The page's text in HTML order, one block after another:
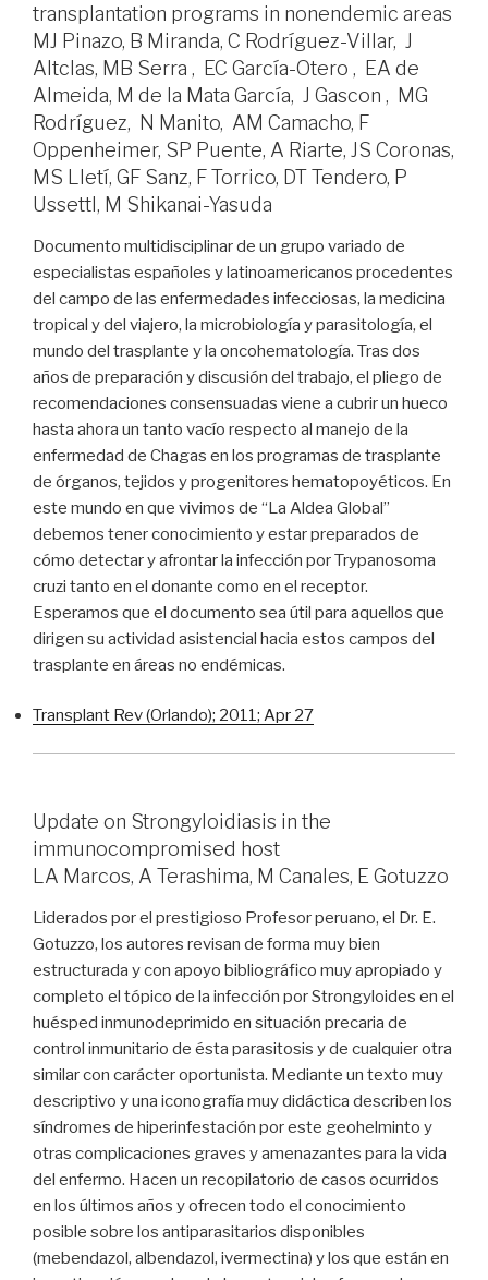
transplantation programs in nonendemic areas
MJ Pinazo, B Miranda, C Rodríguez-Villar, J
Altclas, MB Serra , EC García-Otero , EA de
Almeida, M de la Mata García, J Gascon , MG
Rodríguez, N Manito, AM Camacho, F
Oppenheimer, SP Puente, A Riarte, JS Coronas,
MS Lletí, GF Sanz, F Torrico, DT Tendero, P
UssettI, M Shikanai-Yasuda
Documento multidisciplinar de un grupo variado de
especialistas españoles y latinoamericanos procedentes
del campo de las enfermedades infecciosas, la medicina
tropical y del viajero, la microbiología y parasitología, el
mundo del trasplante y la oncohematología. Tras dos
años de preparación y discusión del trabajo, el pliego de
recomendaciones consensuadas viene a cubrir un hueco
hasta ahora un tanto vacío respecto al manejo de la
enfermedad de Chagas en los programas de trasplante
de órganos, tejidos y progenitores hematopoyéticos. En
este mundo en que vivimos de “La Aldea Global”
debemos tener conocimiento y estar preparados de
cómo detectar y afrontar la infección por Trypanosoma
cruzi tanto en el donante como en el receptor.
Esperamos que el documento sea útil para aquellos que
dirigen su actividad asistencial hacia estos campos del
trasplante en áreas no endémicas.
Transplant Rev (Orlando); 2011; Apr 27
Update on Strongyloidiasis in the
immunocompromised host
LA Marcos, A Terashima, M Canales, E Gotuzzo
Liderados por el prestigioso Profesor peruano, el Dr. E.
Gotuzzo, los autores revisan de forma muy bien
estructurada y con apoyo bibliográfico muy apropiado y
completo el tópico de la infección por Strongyloides en el
huésped inmunodeprimido en situación precaria de
control inmunitario de ésta parasitosis y de cualquier otra
similar con carácter oportunista. Mediante un texto muy
descriptivo y una iconografía muy didáctica describen los
síndromes de hiperinfestación por este geohelminto y
otras complicaciones graves y amenazantes para la vida
del enfermo. Hacen un recopilatorio de casos ocurridos
en los últimos años y ofrecen todo el conocimiento
posible sobre los antiparasitarios disponibles
(mebendazol, albendazol, ivermectina) y los que están en